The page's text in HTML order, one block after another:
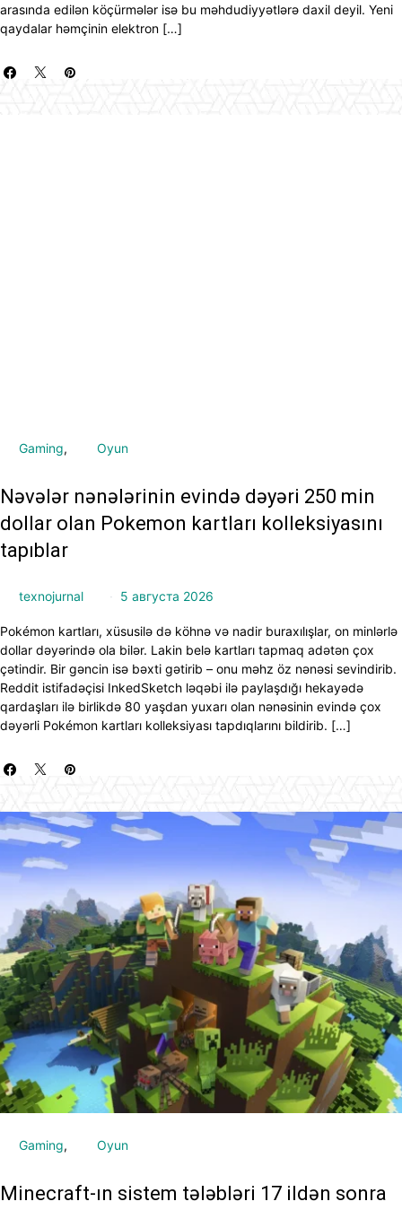
arasında edilən köçürmələr isə bu məhdudiyyətlərə daxil deyil. Yeni
qaydalar həmçinin elektron […]
Gaming Oyun
Nəvələr nənələrinin evində dəyəri 250 min
dollar olan Pokemon kartları kolleksiyasını
tapıblar
texnojurnal 5 августа 2026
Pokémon kartları, xüsusilə də köhnə və nadir buraxılışlar, on minlərlə
dollar dəyərində ola bilər. Lakin belə kartları tapmaq adətən çox
çətindir. Bir gəncin isə bəxti gətirib – onu məhz öz nənəsi sevindirib.
Reddit istifadəçisi InkedSketch ləqəbi ilə paylaşdığı hekayədə
qardaşları ilə birlikdə 80 yaşdan yuxarı olan nənəsinin evində çox
dəyərli Pokémon kartları kolleksiyası tapdıqlarını bildirib. […]
Gaming Oyun
Minecraft-ın sistem tələbləri 17 ildən sonra